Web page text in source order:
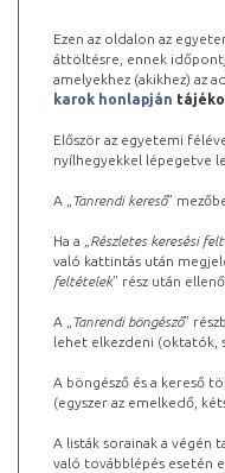
Ezen az oldalon az
áttöltésre, ennek
amelyekhez (akikhez) az
karok honlapján
Először az egyetemi
nyílhegyekkel lépegetve
A „ Tanrendi kereső”
Ha a „ Részletes keresési
való kattintás után
feltételek” rész után
A „ Tanrendi böngésző”
lehet elkezdeni (oktatók,
A böngésző és a kereső
(egyszer az emelkedő,
A listák sorainak a végén
való továbblépés esetén